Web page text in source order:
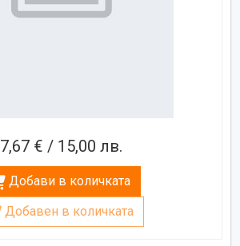
7,67 € / 15,00 лв.
Добави в количката
Добавен в количката